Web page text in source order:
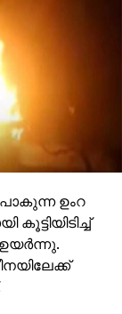
ഉംറ